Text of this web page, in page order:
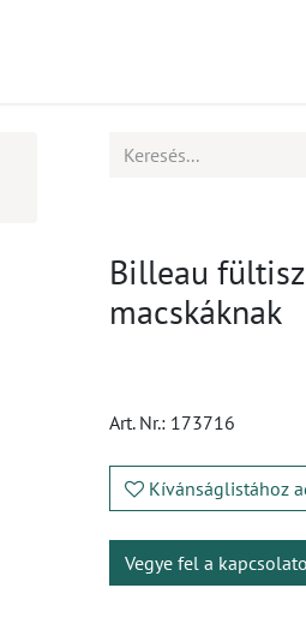
Billeau
macskáknak
Art. Nr.: 173716
Kívánságlistához
Vegye fel a